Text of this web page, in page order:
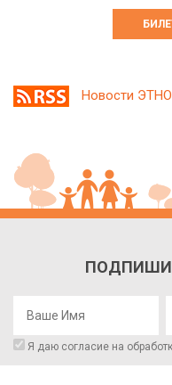
Новости
Я даю согласие на